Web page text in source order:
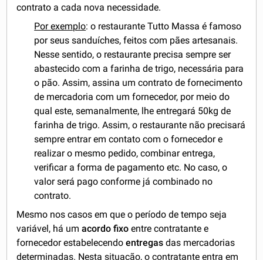
contrato a cada nova necessidade.
Por exemplo: o restaurante Tutto Massa é famoso
por seus sanduíches, feitos com pães artesanais.
Nesse sentido, o restaurante precisa sempre ser
abastecido com a farinha de trigo, necessária para
o pão. Assim, assina um contrato de fornecimento
de mercadoria com um fornecedor, por meio do
qual este, semanalmente, lhe entregará 50kg de
farinha de trigo. Assim, o restaurante não precisará
sempre entrar em contato com o fornecedor e
realizar o mesmo pedido, combinar entrega,
verificar a forma de pagamento etc. No caso, o
valor será pago conforme já combinado no
contrato.
Mesmo nos casos em que o período de tempo seja
variável, há umacordo fixoentre contratante e
fornecedor estabelecendoentregas das mercadorias
determinadas. Nesta situação, o contratante entra em